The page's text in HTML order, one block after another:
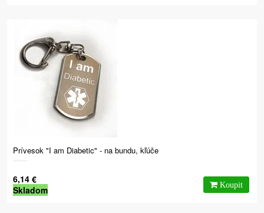
Prívesok "I am Diabetic" - na bundu, kľúče
6,14 €
Skladom